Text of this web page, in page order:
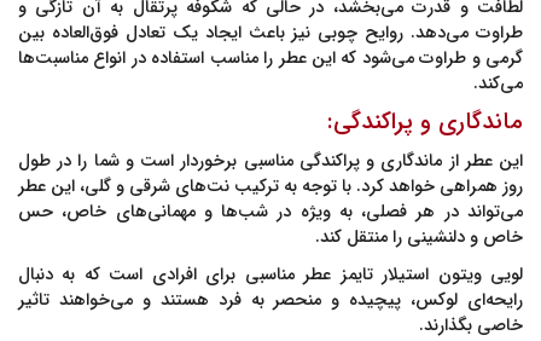
لطافت و قدرت می‌بخشد، در حالی که شکوفه پرتقال به آن تازگی و
طراوت می‌دهد. روایح چوبی نیز باعث ایجاد یک تعادل فوق‌العاده بین
گرمی و طراوت می‌شود که این عطر را مناسب استفاده در انواع مناسبت‌ها
می‌کند.
ماندگاری و پراکندگی:
این عطر از ماندگاری و پراکندگی مناسبی برخوردار است و شما را در طول
روز همراهی خواهد کرد. با توجه به ترکیب نت‌های شرقی و گلی، این عطر
می‌تواند در هر فصلی، به ویژه در شب‌ها و مهمانی‌های خاص، حس
خاص و دلنشینی را منتقل کند.
لویی ویتون استیلار تایمز عطر مناسبی برای افرادی است که به دنبال
رایحه‌ای لوکس، پیچیده و منحصر به فرد هستند و می‌خواهند تاثیر
خاصی بگذارند.